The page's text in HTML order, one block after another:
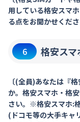
用している格安スマ
る点をお聞かせくだ
6 格安ス
〔(全員)あなたは『
か。格安スマホ・格
さい。※格安スマホ:
(ドコモ等の大手キャ